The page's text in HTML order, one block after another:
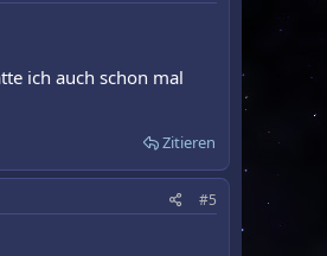
ich auch schon mal
Zitieren
#5